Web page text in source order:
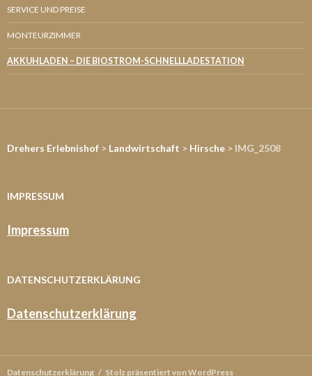
SERVICE UND PREISE
MONTEURZIMMER
AKKUHLADEN – DIE BIOSTROM-SCHNELLLADESTATION
Drehers Erlebnishof > Landwirtschaft > Hirsche > IMG_2508
IMPRESSUM
Impressum
DATENSCHUTZERKLÄRUNG
Datenschutzerklärung
Datenschutzerklärung Stolz präsentiert von WordPress